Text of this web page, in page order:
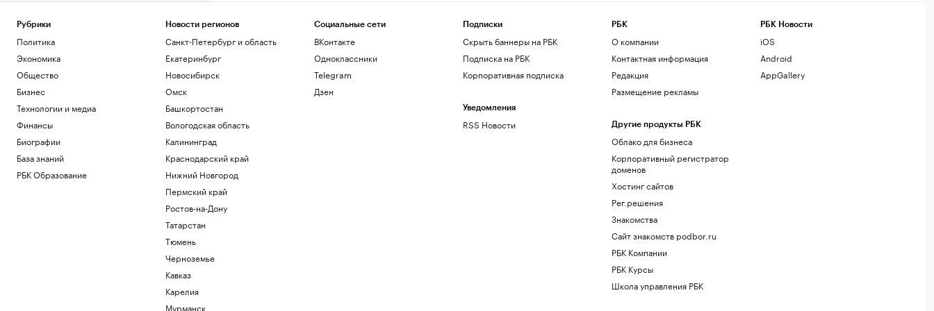
Рубрики
Политика
Экономика
Общество
Бизнес
Технологии и медиа
Финансы
Биографии
База знаний
РБК Образование
Новости регионов
Санкт-Петербург и область
Екатеринбург
Новосибирск
Омск
Башкортостан
Вологодская область
Калининград
Краснодарский край
Нижний Новгород
Пермский край
Ростов-на-Дону
Татарстан
Тюмень
Черноземье
Кавказ
Карелия
Мурманск
Социальные сети
ВКонтакте
Одноклассники
Telegram
Дзен
Подписки
Скрыть баннеры на РБК
Подписка на РБК
Корпоративная подписка
Уведомления
RSS Новости
РБК
О компании
Контактная информация
Редакция
Размещение рекламы
Другие продукты РБК
Облако для бизнеса
Корпоративный регистратор
доменов
Хостинг сайтов
Рег.решения
Знакомства
Сайт знакомств podbor.ru
РБК Компании
РБК Курсы
Школа управления РБК
РБК Новости
iOS
Android
AppGallery